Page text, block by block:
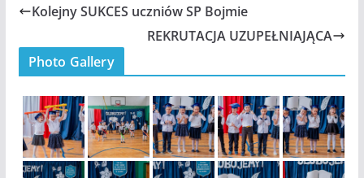
Kolejny SUKCES uczniów SP Bojmie
REKRUTACJA UZUPEŁNIAJĄCA
Photo Gallery